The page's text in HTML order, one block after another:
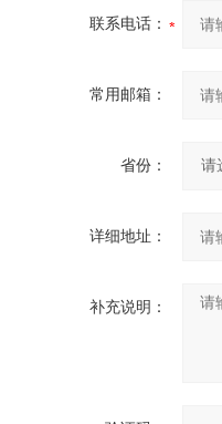
联系电话：
常用邮箱：
省份：
详细地址：
补充说明：